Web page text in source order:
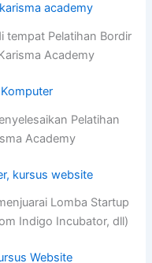
tempat Pelatihan Bordir
Academy
Pelatihan
Academy
Lomba Startup
Indigo Incubator, dll)